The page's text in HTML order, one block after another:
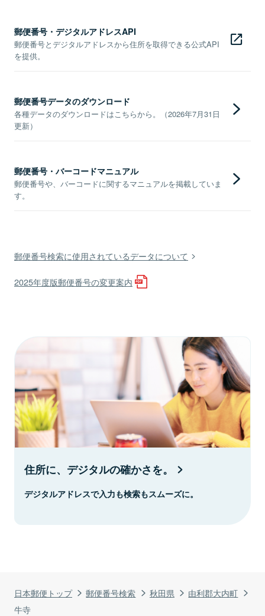
日本郵便トップ 郵便番号検索 秋田県
由利郡大内町
牛寺
郵便番号・デジタルアドレスAPI
郵便番号とデジタルアドレスから住所を取得できる公式API
を提供。
郵便番号データのダウンロード
各種データのダウンロードはこちらから。（2026年7月31日
更新）
郵便番号・バーコードマニュアル
郵便番号や、バーコードに関するマニュアルを掲載していま
す。
郵便番号検索に使用されているデータについて
2025年度版郵便番号の変更案内
住所に、デジタルの確かさを。
デジタルアドレスで入力も検索もスムーズに。